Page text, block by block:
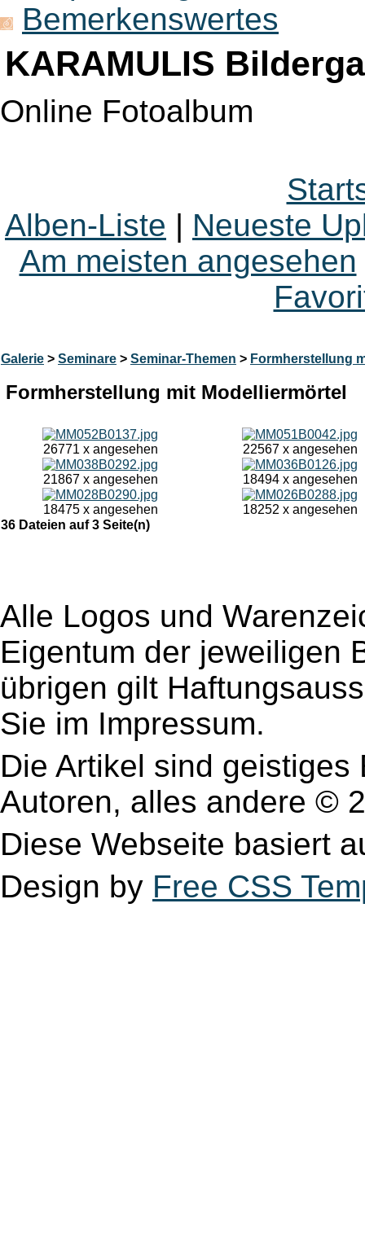
Bemerkenswertes
KARAMULIS
Online Fotoalbum
Alben-Liste | Neueste
Am meisten angesehen
Galerie > Seminare > Seminar-Themen > Formherstellung
Formherstellung mit Modelliermörtel
26771 x angesehen 22567 x angesehen
21867 x angesehen 18494 x angesehen
18475 x angesehen
18252 x angesehen
36 Dateien auf 3 Seite(n)
Alle Logos und
Eigentum der jeweiligen
übrigen gilt
Sie im Impressum.
Die Artikel sind
Autoren, alles andere ©
Diese Webseite basiert
Design by Free CSS